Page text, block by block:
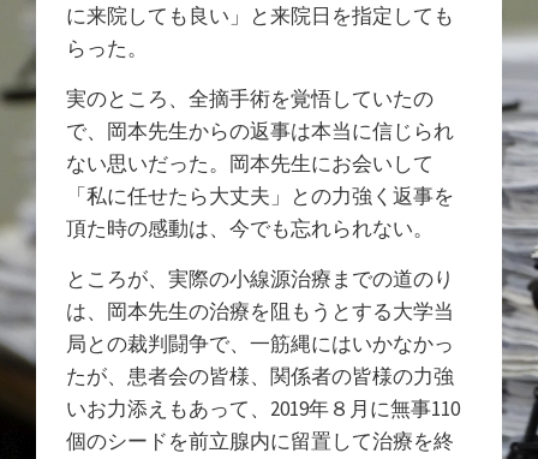
に来院しても良い」と来院日を指定しても
らった。
実のところ、全摘手術を覚悟していたの
で、岡本先生からの返事は本当に信じられ
ない思いだった。岡本先生にお会いして
「私に任せたら大丈夫」との力強く返事を
頂た時の感動は、今でも忘れられない。
ところが、実際の小線源治療までの道のり
は、岡本先生の治療を阻もうとする大学当
局との裁判闘争で、一筋縄にはいかなかっ
たが、患者会の皆様、関係者の皆様の力強
いお力添えもあって、2019年８月に無事110
個のシードを前立腺内に留置して治療を終